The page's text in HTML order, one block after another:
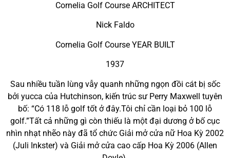
Cornelia Golf Course ARCHITECT
Nick Faldo
Cornelia Golf Course YEAR BUILT
1937
Sau nhiều tuần lùng vẫy quanh những ngọn đồi cát bị sốc
bởi yucca của Hutchinson, kiến trúc sư Perry Maxwell tuyên
bố: “Có 118 lỗ golf tốt ở đây.Tôi chỉ cần loại bỏ 100 lỗ
golf.”Tất cả những gì còn thiếu là một đại dương ở bố cục
nhìn nhạt nhẽo này đã tổ chức Giải mở cửa nữ Hoa Kỳ 2002
(Juli Inkster) và Giải mở cửa cao cấp Hoa Kỳ 2006 (Allen